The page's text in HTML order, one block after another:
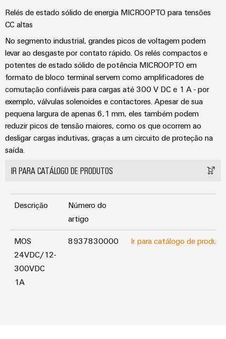
Relés de estado sólido de energia MICROOPTO para tensões
CC altas
No segmento industrial, grandes picos de voltagem podem
levar ao desgaste por contato rápido. Os relés compactos e
potentes de estado sólido de potência MICROOPTO em
formato de bloco terminal servem como amplificadores de
comutação confiáveis para cargas até 300 V DC e 1 A - por
exemplo, válvulas solenoides e contactores. Apesar de sua
pequena largura de apenas 6,1 mm, eles também podem
reduzir picos de tensão maiores, como os que ocorrem ao
desligar cargas indutivas, graças a um circuito de proteção na
saída.
IR PARA CATÁLOGO DE PRODUTOS
Descrição
Número do
artigo
MOS
24VDC/12-
300VDC
1A
8937830000 Ir para catálogo de